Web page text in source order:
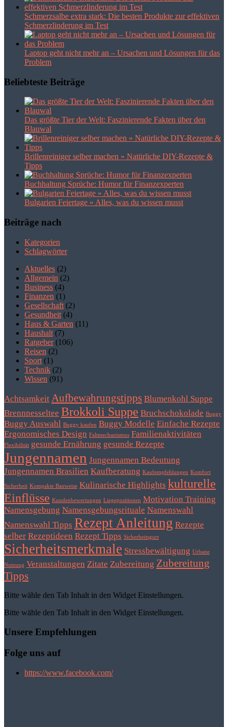
Schmerzsalbe extra stark: Die besten Produkte zur effektiven
Schmerzlinderung im Test
Laptop geht nicht mehr an – Ursachen und Lösungen für das
Problem
Beliebteste Beiträge
Das größte Tier der Welt: Faszinierende Fakten über den
Blauwal
Brillenreiniger selber machen » Natürliche DIY-Rezepte &
Tipps
Buchhaltung Sprüche: Humor für Finanzexperten
Bulgarien Feiertage » Alles, was du wissen musst
Beiträge nach
Kategorien
Schlagwörter
Aktuelles (2)
Allgemein (2)
Business (4)
Finanzen (1)
Gesellschaft (2)
Gesundheit (4)
Haus & Garten (11)
Haushalt (7)
Ratgeber(106)
Reisen (2)
Sport (1)
Technik (2)
Wissen (91)
Achtsamkeit Aufbewahrungstipps Blumenkohl Suppe
Brennnesseltee Brokkoli Suppe Bruchschokolade Buggy
Buggy Auswahl Buggy kaufen Buggy Modelle Einfache Rezepte
Ergonomisches Design Faltmechanismus Familienaktivitäten
Flexibilität gesunde Ernährung gesunde Rezepte
Jungennamen Jungennamen Bedeutung
Jungennamen Brasilien Kaufberatung Kaufempfehlungen Komfort
Sicherheit Kompakte Bauweise Kulinarische Highlights kulturelle
Einflüsse Kundenbewertungen Liegepositionen Motivation Training
Namensgebung Namensgebungsrituale Namenswahl
Namenswahl Tipps Rezept Anleitung Rezepte
selber Rezeptideen Rezept Tipps Sicherheitsgurt
Sicherheitsmerkmale Stressbewältigung Urbane
Nutzung Veranstaltungen Zitate Zubereitung Zubereitung
Tipps
Bitte wähle den Tab Inhalt in den Widget Einstellungen.
Bitte wähle den Tab Inhalt in den Widget Einstellungen.
Unsere Empfehlungen
Folge uns auf
https://www.facebook.com/